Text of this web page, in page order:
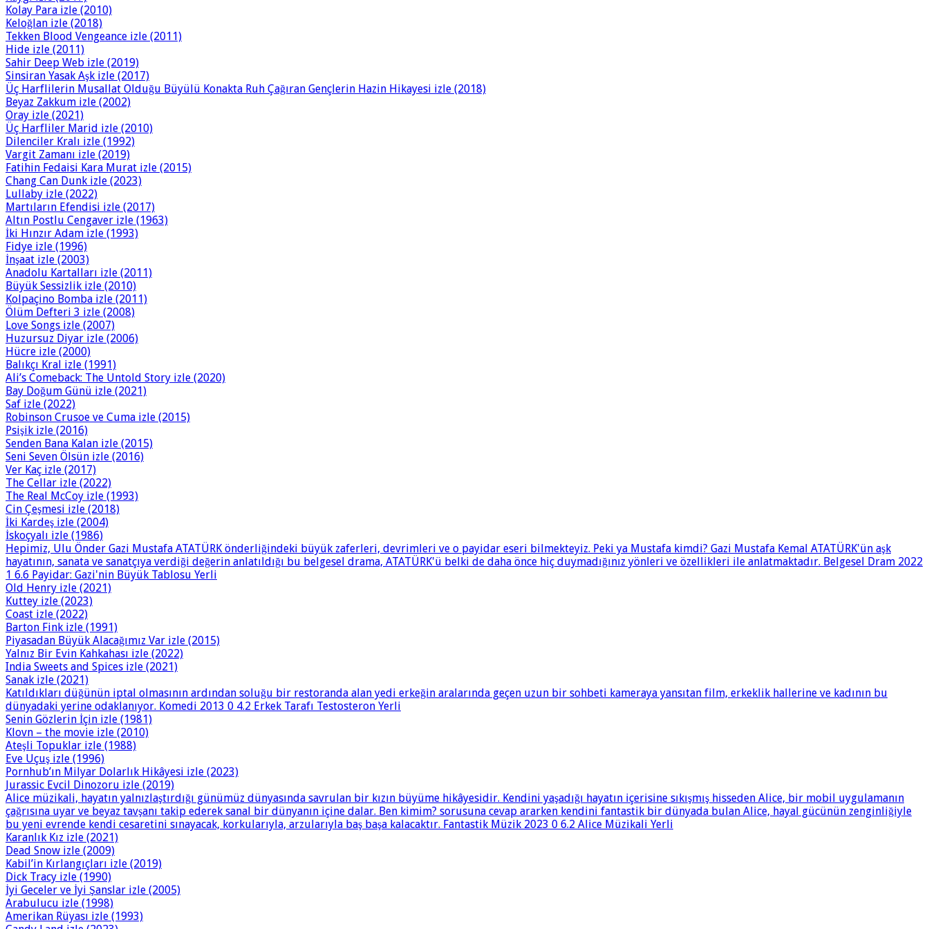
Kolay Para izle (2010)
Keloğlan izle (2018)
Tekken Blood Vengeance izle (2011)
Hide izle (2011)
Sahir Deep Web izle (2019)
Sinsiran Yasak Aşk izle (2017)
Üç Harflilerin Musallat Olduğu Büyülü Konakta Ruh Çağıran Gençlerin Hazin Hikayesi izle (2018)
Beyaz Zakkum izle (2002)
Oray izle (2021)
Üç Harfliler Marid izle (2010)
Dilenciler Kralı izle (1992)
Vargit Zamanı izle (2019)
Fatihin Fedaisi Kara Murat izle (2015)
Chang Can Dunk izle (2023)
Lullaby izle (2022)
Martıların Efendisi izle (2017)
Altın Postlu Cengaver izle (1963)
İki Hınzır Adam izle (1993)
Fidye izle (1996)
İnşaat izle (2003)
Anadolu Kartalları izle (2011)
Büyük Sessizlik izle (2010)
Kolpaçino Bomba izle (2011)
Ölüm Defteri 3 izle (2008)
Love Songs izle (2007)
Huzursuz Diyar izle (2006)
Hücre izle (2000)
Balıkçı Kral izle (1991)
Ali’s Comeback: The Untold Story izle (2020)
Bay Doğum Günü izle (2021)
Saf izle (2022)
Robinson Crusoe ve Cuma izle (2015)
Psişik izle (2016)
Senden Bana Kalan izle (2015)
Seni Seven Ölsün izle (2016)
Ver Kaç izle (2017)
The Cellar izle (2022)
The Real McCoy izle (1993)
Cin Çeşmesi izle (2018)
İki Kardeş izle (2004)
İskoçyalı izle (1986)
Hepimiz, Ulu Önder Gazi Mustafa ATATÜRK önderliğindeki büyük zaferleri, devrimleri ve o payidar eseri bilmekteyiz. Peki ya Mustafa kimdi? Gazi Mustafa Kemal ATATÜRK'ün aşk
hayatının, sanata ve sanatçıya verdiği değerin anlatıldığı bu belgesel drama, ATATÜRK'ü belki de daha önce hiç duymadığınız yönleri ve özellikleri ile anlatmaktadır. Belgesel Dram 2022
1 6.6 Payidar: Gazi'nin Büyük Tablosu Yerli
Old Henry izle (2021)
Kuttey izle (2023)
Coast izle (2022)
Barton Fink izle (1991)
Piyasadan Büyük Alacağımız Var izle (2015)
Yalnız Bir Evin Kahkahası izle (2022)
India Sweets and Spices izle (2021)
Sanak izle (2021)
Katıldıkları düğünün iptal olmasının ardından soluğu bir restoranda alan yedi erkeğin aralarında geçen uzun bir sohbeti kameraya yansıtan film, erkeklik hallerine ve kadının bu
dünyadaki yerine odaklanıyor. Komedi 2013 0 4.2 Erkek Tarafı Testosteron Yerli
Senin Gözlerin İçin izle (1981)
Klovn – the movie izle (2010)
Ateşli Topuklar izle (1988)
Eve Uçuş izle (1996)
Pornhub’ın Milyar Dolarlık Hikâyesi izle (2023)
Jurassic Evcil Dinozoru izle (2019)
Alice müzikali, hayatın yalnızlaştırdığı günümüz dünyasında savrulan bir kızın büyüme hikâyesidir. Kendini yaşadığı hayatın içerisine sıkışmış hisseden Alice, bir mobil uygulamanın
çağrısına uyar ve beyaz tavşanı takip ederek sanal bir dünyanın içine dalar. Ben kimim? sorusuna cevap ararken kendini fantastik bir dünyada bulan Alice, hayal gücünün zenginliğiyle
bu yeni evrende kendi cesaretini sınayacak, korkularıyla, arzularıyla baş başa kalacaktır. Fantastik Müzik 2023 0 6.2 Alice Müzikali Yerli
Karanlık Kız izle (2021)
Dead Snow izle (2009)
Kabil’in Kırlangıçları izle (2019)
Dick Tracy izle (1990)
İyi Geceler ve İyi Şanslar izle (2005)
Arabulucu izle (1998)
Amerikan Rüyası izle (1993)